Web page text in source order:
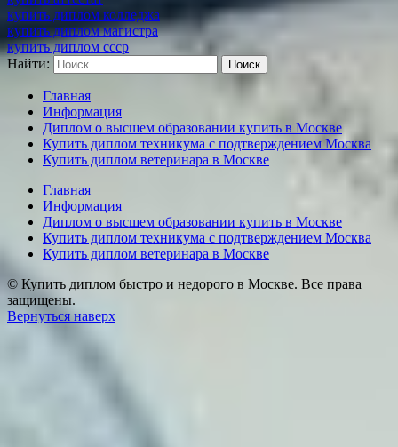
купить диплом колледжа
купить диплом магистра
купить диплом ссср
Найти:
Главная
Информация
Диплом о высшем образовании купить в Москве
Купить диплом техникума с подтверждением Москва
Купить диплом ветеринара в Москве
Главная
Информация
Диплом о высшем образовании купить в Москве
Купить диплом техникума с подтверждением Москва
Купить диплом ветеринара в Москве
© Купить диплом быстро и недорого в Москве. Все права
защищены.
Вернуться наверх